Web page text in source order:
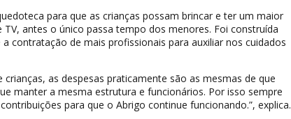
para que as crianças possam brincar e ter um maior
antes o único passa tempo dos menores. Foi construída
contratação de mais profissionais para auxiliar nos cuidados
as despesas praticamente são as mesmas de que
manter a mesma estrutura e funcionários. Por isso sempre
para que o Abrigo continue funcionando.”, explica.